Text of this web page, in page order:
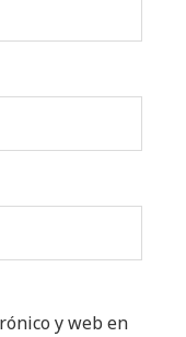
y web en